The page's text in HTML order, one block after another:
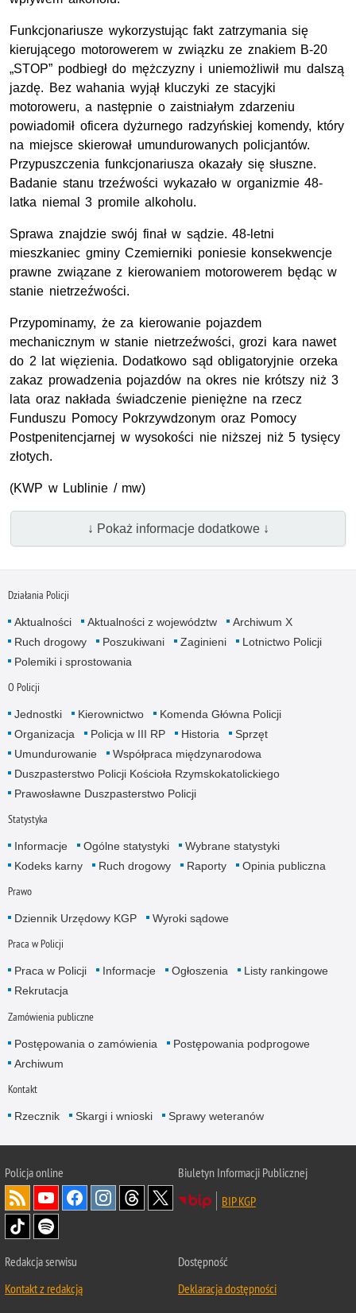
Funkcjonariusze wykorzystując fakt zatrzymania się
kierującego motorowerem w związku ze znakiem B-20
„STOP” podbiegł do mężczyzny i uniemożliwił mu dalszą
jazdę. Bez wahania wyjął kluczyki ze stacyjki
motoroweru, a następnie o zaistniałym zdarzeniu
powiadomił oficera dyżurnego radzyńskiej komendy, który
na miejsce skierował umundurowanych policjantów.
Przypuszczenia funkcjonariusza okazały się słuszne.
Badanie stanu trzeźwości wykazało w organizmie 48-
latka niemal 3 promile alkoholu.
Sprawa znajdzie swój finał w sądzie. 48-letni
mieszkaniec gminy Czemierniki poniesie konsekwencje
prawne związane z kierowaniem motorowerem będąc w
stanie nietrzeźwości.
Przypominamy, że za kierowanie pojazdem
mechanicznym w stanie nietrzeźwości, grozi kara nawet
do 2 lat więzienia. Dodatkowo sąd obligatoryjnie orzeka
zakaz prowadzenia pojazdów na okres nie krótszy niż 3
lata oraz nakłada świadczenie pieniężne na rzecz
Funduszu Pomocy Pokrzywdzonym oraz Pomocy
Postpenitencjarnej w wysokości nie niższej niż 5 tysięcy
złotych.
(KWP w Lublinie / mw)
↓ Pokaż informacje dodatkowe ↓
Działania Policji
Aktualności Aktualności z województw
Archiwum X
Ruch drogowy
Poszukiwani Zaginieni
Lotnictwo Policji
Polemiki i sprostowania
O Policji
Jednostki Kierownictwo
Komenda Główna Policji
Organizacja
Policja w III RP Historia
Sprzęt
Umundurowanie
Współpraca międzynarodowa
Duszpasterstwo Policji Kościoła Rzymskokatolickiego
Prawosławne Duszpasterstwo Policji
Statystyka
Informacje Ogólne statystyki
Wybrane statystyki
Kodeks karny
Ruch drogowy Raporty Opinia publiczna
Prawo
Dziennik Urzędowy KGP Wyroki sądowe
Praca w Policji
Praca w Policji Informacje Ogłoszenia
Listy rankingowe
Rekrutacja
Zamówienia publiczne
Postępowania o zamówienia
Postępowania podprogowe
Archiwum
Kontakt
Rzecznik Skargi i wnioski Sprawy weteranów
Policjaonline
Biuletyn Informacji Publicznej
BIP KGP
Redakcja serwisu
Kontakt z redakcją
Dostępność
Deklaracja dostępności